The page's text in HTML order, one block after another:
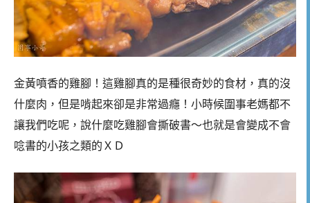
金黃噴香的雞腳！這雞腳真的是種很奇妙的食材，真的沒
什麼肉，但是啃起來卻是非常過癮！小時候圍事老媽都不
讓我們吃呢，說什麼吃雞腳會撕破書～也就是會變成不會
唸書的小孩之類的ＸＤ